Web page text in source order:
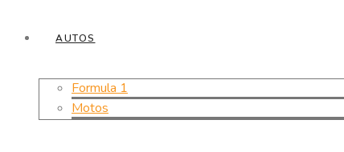
AUTOS
Formula 1
Motos